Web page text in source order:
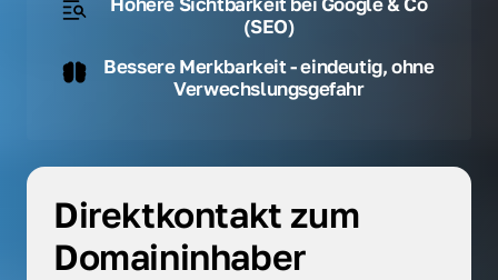
(SEO)
Bessere Merkbarkeit - eindeutig, ohne
Verwechslungsgefahr
Direktkontakt zum
Domaininhaber